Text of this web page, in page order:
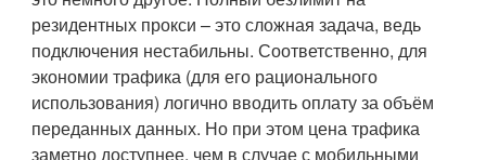
резидентных прокси – это сложная задача, ведь
подключения нестабильны. Соответственно, для
экономии трафика (для его рационального
использования) логично вводить оплату за объём
переданных данных. Но при этом цена трафика
заметно доступнее, чем в случае с мобильными